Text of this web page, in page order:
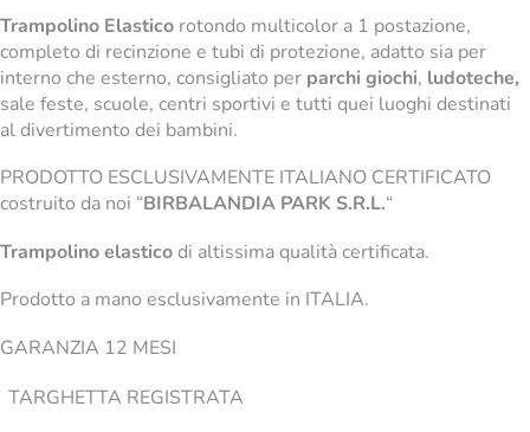
Trampolino Elastico rotondo multicolor a 1 postazione,
completo di recinzione e tubi di protezione, adatto sia per
interno che esterno, consigliato per parchi giochi, ludoteche,
sale feste, scuole, centri sportivi e tutti quei luoghi destinati
al divertimento dei bambini.
PRODOTTO ESCLUSIVAMENTE ITALIANO CERTIFICATO
costruito da noi “BIRBALANDIA PARK S.R.L.“
Trampolino elasticodi altissima qualità certificata.
Prodotto a mano esclusivamente in ITALIA.
GARANZIA 12 MESI
TARGHETTA REGISTRATA